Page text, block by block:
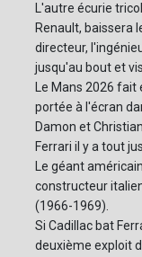
L'autre écurie
Renault, baissera
directeur,
jusqu'au bout et
Le Mans 2026 fait
portée à l'écran
Damon et
Ferrari il y a tout
Le géant
constructeur
(1966-1969).
Si Cadillac bat
deuxième exploit